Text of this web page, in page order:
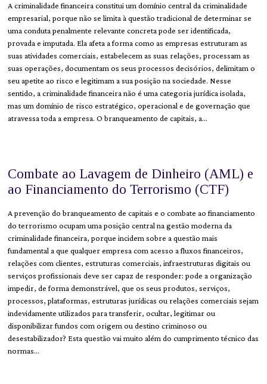
A criminalidade financeira constitui um domínio central da criminalidade
empresarial, porque não se limita à questão tradicional de determinar se
uma conduta penalmente relevante concreta pode ser identificada,
provada e imputada. Ela afeta a forma como as empresas estruturam as
suas atividades comerciais, estabelecem as suas relações, processam as
suas operações, documentam os seus processos decisórios, delimitam o
seu apetite ao risco e legitimam a sua posição na sociedade. Nesse
sentido, a criminalidade financeira não é uma categoria jurídica isolada,
mas um domínio de risco estratégico, operacional e de governação que
atravessa toda a empresa. O branqueamento de capitais, a…
Combate ao Lavagem de Dinheiro (AML) e
ao Financiamento do Terrorismo (CTF)
A prevenção do branqueamento de capitais e o combate ao financiamento
do terrorismo ocupam uma posição central na gestão moderna da
criminalidade financeira, porque incidem sobre a questão mais
fundamental a que qualquer empresa com acesso a fluxos financeiros,
relações com clientes, estruturas comerciais, infraestruturas digitais ou
serviços profissionais deve ser capaz de responder: pode a organização
impedir, de forma demonstrável, que os seus produtos, serviços,
processos, plataformas, estruturas jurídicas ou relações comerciais sejam
indevidamente utilizados para transferir, ocultar, legitimar ou
disponibilizar fundos com origem ou destino criminoso ou
desestabilizador? Esta questão vai muito além do cumprimento técnico das
normas…